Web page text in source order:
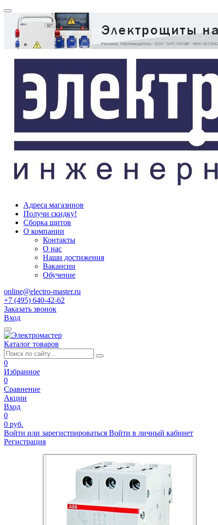
Адреса магазинов
Получи скидку!
Сборка щитов
О компании
Контакты
О нас
Наши достижения
Вакансии
Обучение
online@electro-master.ru
+7 (495) 640-42-62
Заказать звонок
Вход
Каталог товаров
0
Избранное
0
Сравнение
Акции
Вход
0
0 руб.
Войти или зарегистрироваться Войти в личный кабинет
Регистрация